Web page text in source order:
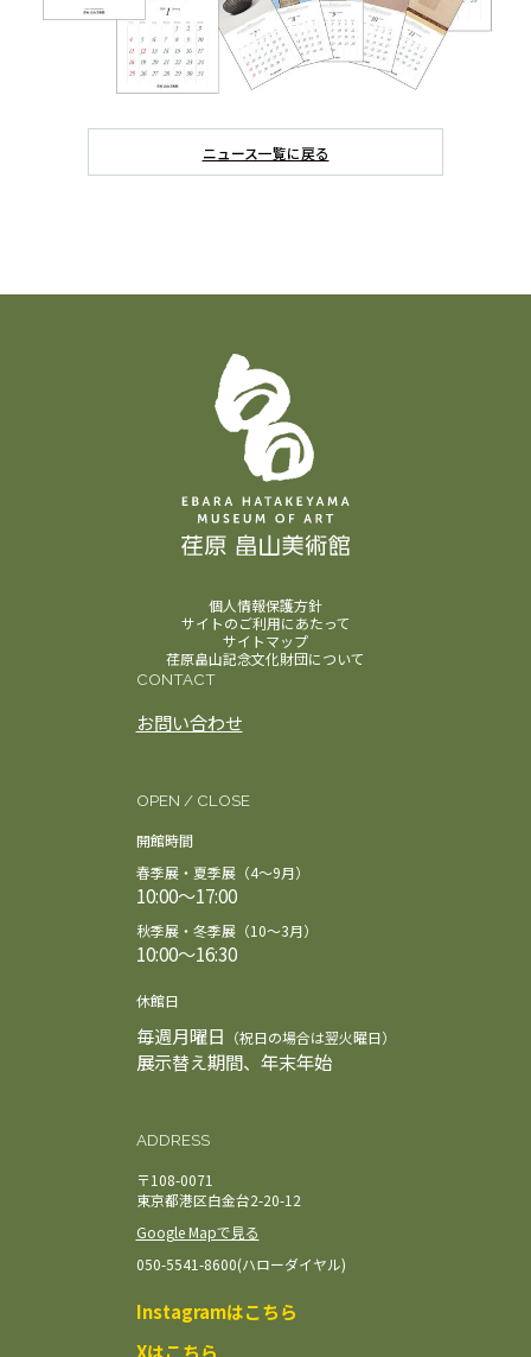
ニュース一覧に戻る
個人情報保護方針
サイトのご利用にあたって
サイトマップ
荏原畠山記念文化財団について
CONTACT
お問い合わせ
OPEN / CLOSE
開館時間
春季展・夏季展（4～9月）
10:00～17:00
秋季展・冬季展（10～3月）
10:00～16:30
休館日
毎週月曜日 （祝日の場合は翌火曜日）
展示替え期間、年末年始
ADDRESS
〒108-0071
東京都港区白金台2-20-12
Google Mapで見る
050-5541-8600(ハローダイヤル)
Instagramはこちら